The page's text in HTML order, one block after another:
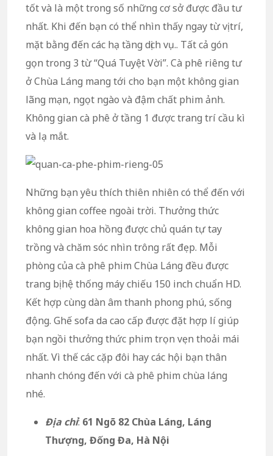
tốt và là một trong số những cơ sở được đầu tư
nhất. Khi đến bạn có thể nhìn thấy ngay từ vị trí,
mặt bằng đến các hạ tầng dịch vụ.. Tất cả gón
gọn trong 3 từ “Quá Tuyệt Vời”. Cà phê riêng tư
ở Chùa Láng mang tới cho bạn một không gian
lãng mạn, ngọt ngào và đậm chất phim ảnh.
Không gian cà phê ở tầng 1 được trang trí cầu kì
và lạ mắt.
Những bạn yêu thích thiên nhiên có thể đến với
không gian coffee ngoài trời. Thưởng thức
không gian hoa hồng được chủ quán tự tay
trồng và chăm sóc nhìn trông rất đẹp. Mỗi
phòng của cà phê phim Chùa Láng đều được
trang bị hệ thống máy chiếu 150 inch chuẩn HD.
Kết hợp cùng dàn âm thanh phong phú, sống
động. Ghế sofa da cao cấp được đặt hợp lí giúp
bạn ngồi thưởng thức phim trọn vẹn thoải mái
nhất. Vì thế các cặp đôi hay các hội bạn thân
nhanh chóng đến với cà phê phim chùa láng
nhé.
Địa chỉ: 61 Ngõ 82 Chùa Láng, Láng
Thượng, Đống Đa, Hà Nội